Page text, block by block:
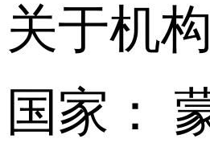
关于机构
国家：